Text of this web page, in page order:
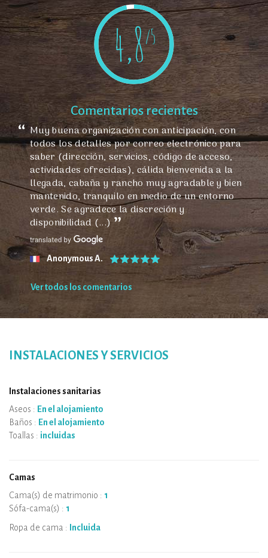
4,8/5
Comentarios recientes
Muy buena organización con anticipación, con
todos los detalles por correo electrónico para
saber (dirección, servicios, código de acceso,
actividades ofrecidas), cálida bienvenida a la
llegada, cabaña y rancho muy agradable y bien
mantenido, tranquilo en medio de un entorno
verde. Se agradece la discreción y
disponibilidad (...)
Anonymous A.
Ver todos los comentarios
INSTALACIONES Y SERVICIOS
Instalaciones sanitarias
Aseos : En el alojamiento
Baños : En el alojamiento
Toallas : incluidas
Camas
Cama(s) de matrimonio : 1
Sófa-cama(s) : 1
Ropa de cama :
Incluida